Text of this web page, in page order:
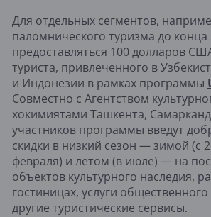
Для отдельных сегментов,
паломнического туризма до конца
предоставляться 100 долларов
туриста, привлеченного в
и Индонезии в рамках программы
Совместно с Агентством
хокимиятами Ташкента,
участников программы введут
скидки в низкий сезон — зимой (с
февраля) и летом (в июле) — на
объектов культурного наследия,
гостиницах, услуги
другие туристические сервисы.